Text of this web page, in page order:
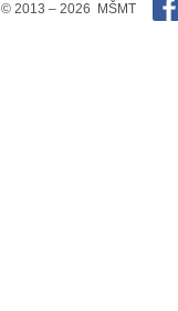
© 2013 – 2026 MŠMT